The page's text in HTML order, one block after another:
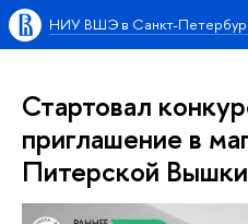
НИУ ВШЭ в Санкт-
Стартовал
приглашение в
Питерской Вышки